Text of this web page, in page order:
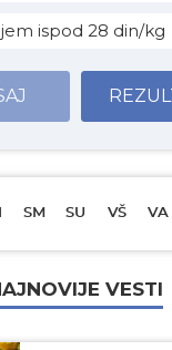
ispod 28 din/kg
SM SU VŠ VA
VESTI